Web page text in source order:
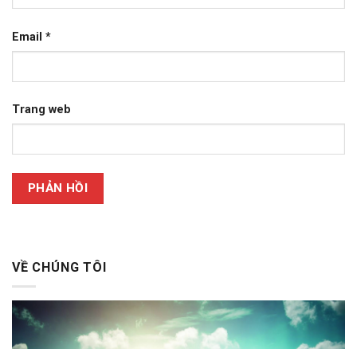
Email *
Trang web
VỀ CHÚNG TÔI